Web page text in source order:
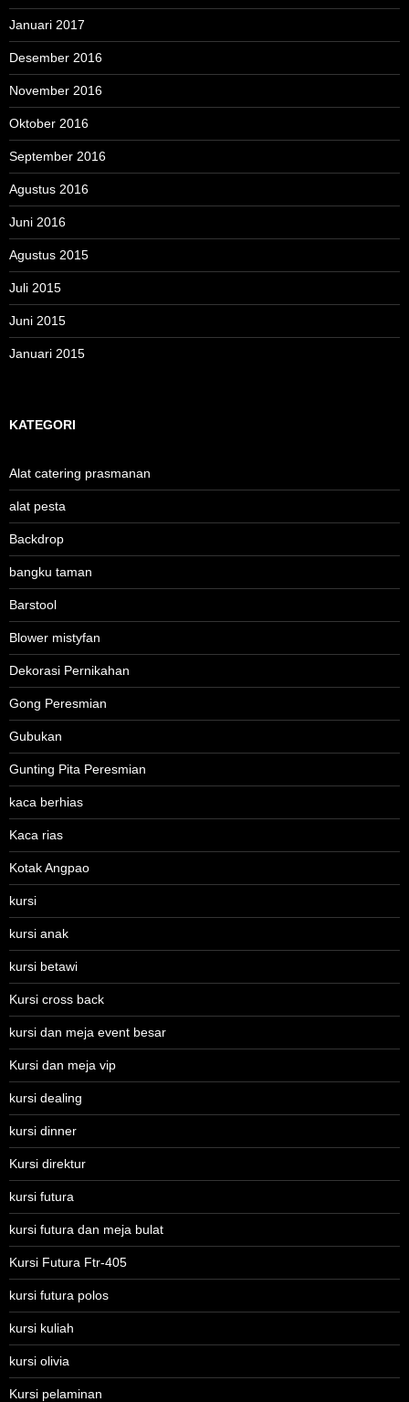
Januari 2017
Desember 2016
November 2016
Oktober 2016
September 2016
Agustus 2016
Juni 2016
Agustus 2015
Juli 2015
Juni 2015
Januari 2015
KATEGORI
Alat catering prasmanan
alat pesta
Backdrop
bangku taman
Barstool
Blower mistyfan
Dekorasi Pernikahan
Gong Peresmian
Gubukan
Gunting Pita Peresmian
kaca berhias
Kaca rias
Kotak Angpao
kursi
kursi anak
kursi betawi
Kursi cross back
kursi dan meja event besar
Kursi dan meja vip
kursi dealing
kursi dinner
Kursi direktur
kursi futura
kursi futura dan meja bulat
Kursi Futura Ftr-405
kursi futura polos
kursi kuliah
kursi olivia
Kursi pelaminan